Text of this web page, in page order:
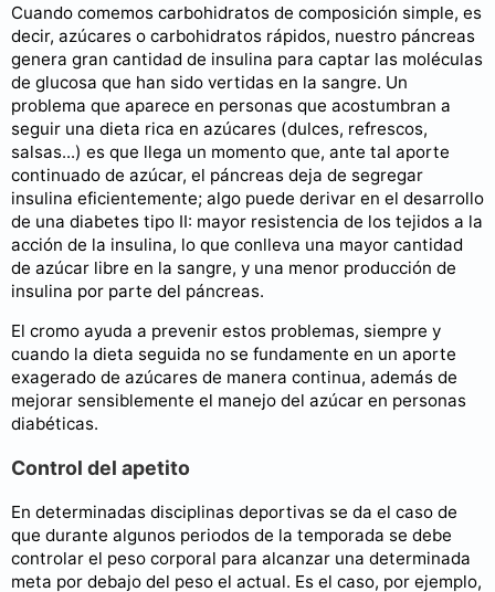
Cuando comemos carbohidratos de composición simple, es
decir, azúcares o carbohidratos rápidos, nuestro páncreas
genera gran cantidad de insulina para captar las moléculas
de glucosa que han sido vertidas en la sangre. Un
problema que aparece en personas que acostumbran a
seguir una dieta rica en azúcares (dulces, refrescos,
salsas...) es que llega un momento que, ante tal aporte
continuado de azúcar, el páncreas deja de segregar
insulina eficientemente; algo puede derivar en el desarrollo
de una diabetes tipo II: mayor resistencia de los tejidos a la
acción de la insulina, lo que conlleva una mayor cantidad
de azúcar libre en la sangre, y una menor producción de
insulina por parte del páncreas.
El cromo ayuda a prevenir estos problemas, siempre y
cuando la dieta seguida no se fundamente en un aporte
exagerado de azúcares de manera continua, además de
mejorar sensiblemente el manejo del azúcar en personas
diabéticas.
Control del apetito
En determinadas disciplinas deportivas se da el caso de
que durante algunos periodos de la temporada se debe
controlar el peso corporal para alcanzar una determinada
meta por debajo del peso el actual. Es el caso, por ejemplo,